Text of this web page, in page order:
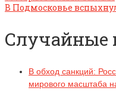
В Подмосковье
Случайные
В обход санкций:
мирового масштаба